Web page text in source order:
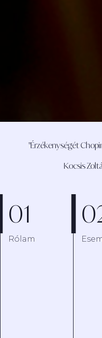
"Érzékenységét
Kocsis
01
Rólam